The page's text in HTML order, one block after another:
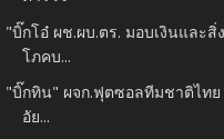
"บิ๊กโอ๋ ผช.ผบ.ตร. มอบเงินและสิ่
โภคบ...
"บิ๊กทิน" ผจก.ฟุตซอลทีมชาติไทย
อัย...